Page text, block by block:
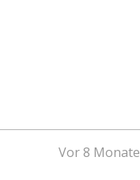
Vor 8 Monate